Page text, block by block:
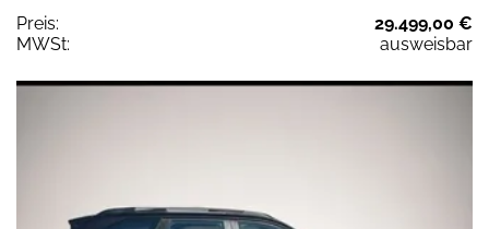
Preis:
29.499,00 €
MWSt:
ausweisbar